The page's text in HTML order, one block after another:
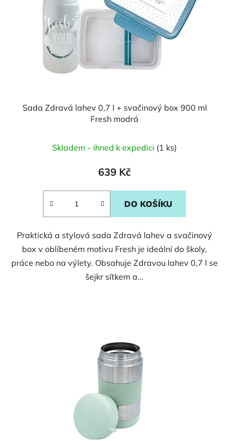
Sada Zdravá lahev 0,7 l + svačinový box 900 ml
Fresh modrá
hodnocení
produktu
hvězdiček.
Skladem - ihned k expedici (1 ks)
639 Kč
DO KOŠÍKU
Praktická a stylová sada Zdravá lahev a svačinový
box v oblíbeném motivu Fresh je ideální do školy,
práce nebo na výlety. Obsahuje Zdravou lahev 0,7 l se
šejkr sítkem a...